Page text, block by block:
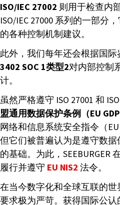
ISO/IEC 27002 则用于检查内
ISO/IEC 27000 系列的一部分
的各种控制机制建议。
此外，我们每年还会根据国际
3402 SOC 1类型2对内部控制
计。
虽然严格遵守 ISO 27001 和
盟通用数据保护条例（EU
网络和信息系统安全指令（EU
但它们被普遍认为是遵守数
的基础。为此，SEEBURGER
履行并遵守 EU NIS2 法令。
在当今数字化和全球互联的
要求极为严苛。获得国际公认